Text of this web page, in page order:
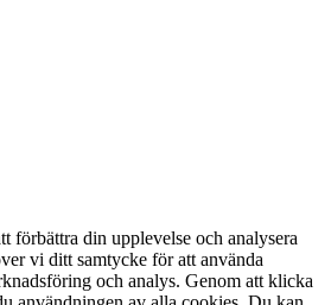
förbättra din upplevelse och analysera
vi ditt samtycke för att använda
och analys. Genom att klicka